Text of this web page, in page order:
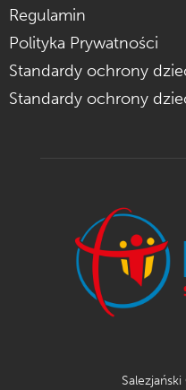
Regulamin
Polityka Prywatności
Standardy ochrony
Standardy ochrony